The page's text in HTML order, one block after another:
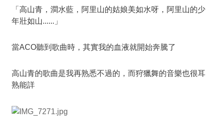
「高山青，澗水藍，阿里山的姑娘美如水呀，阿里山的少
年壯如山......」
當ACO聽到歌曲時，其實我的血液就開始奔騰了
高山青的歌曲是我再熟悉不過的，而狩獵舞的音樂也很耳
熟能詳